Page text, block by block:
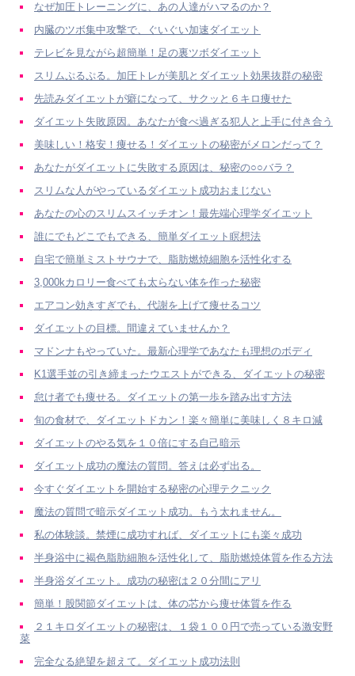
なぜ加圧トレーニングに、あの人達がハマるのか？
内臓のツボ集中攻撃で、ぐいぐい加速ダイエット
テレビを見ながら超簡単！足の裏ツボダイエット
スリムぷるぷる。加圧トレが美肌とダイエット効果抜群の秘密
先読みダイエットが癖になって、サクッと６キロ痩せた
ダイエット失敗原因。あなたが食べ過ぎる犯人と上手に付き合う
美味しい！格安！痩せる！ダイエットの秘密がメロンだって？
あなたがダイエットに失敗する原因は、秘密の○○バラ？
スリムな人がやっているダイエット成功おまじない
あなたの心のスリムスイッチオン！最先端心理学ダイエット
誰にでもどこでもできる、簡単ダイエット瞑想法
自宅で簡単ミストサウナで、脂肪燃焼細胞を活性化する
3,000kカロリー食べても太らない体を作った秘密
エアコン効きすぎでも、代謝を上げて痩せるコツ
ダイエットの目標。間違えていませんか？
マドンナもやっていた。最新心理学であなたも理想のボディ
K1選手並の引き締まったウエストができる、ダイエットの秘密
怠け者でも痩せる。ダイエットの第一歩を踏み出す方法
旬の食材で、ダイエットドカン！楽々簡単に美味しく８キロ減
ダイエットのやる気を１０倍にする自己暗示
ダイエット成功の魔法の質問。答えは必ず出る。
今すぐダイエットを開始する秘密の心理テクニック
魔法の質問で暗示ダイエット成功。もう太れません。
私の体験談。禁煙に成功すれば、ダイエットにも楽々成功
半身浴中に褐色脂肪細胞を活性化して、脂肪燃焼体質を作る方法
半身浴ダイエット。成功の秘密は２０分間にアリ
簡単！股関節ダイエットは、体の芯から痩せ体質を作る
２１キロダイエットの秘密は、１袋１００円で売っている激安野
菜
完全なる絶望を超えて。ダイエット成功法則